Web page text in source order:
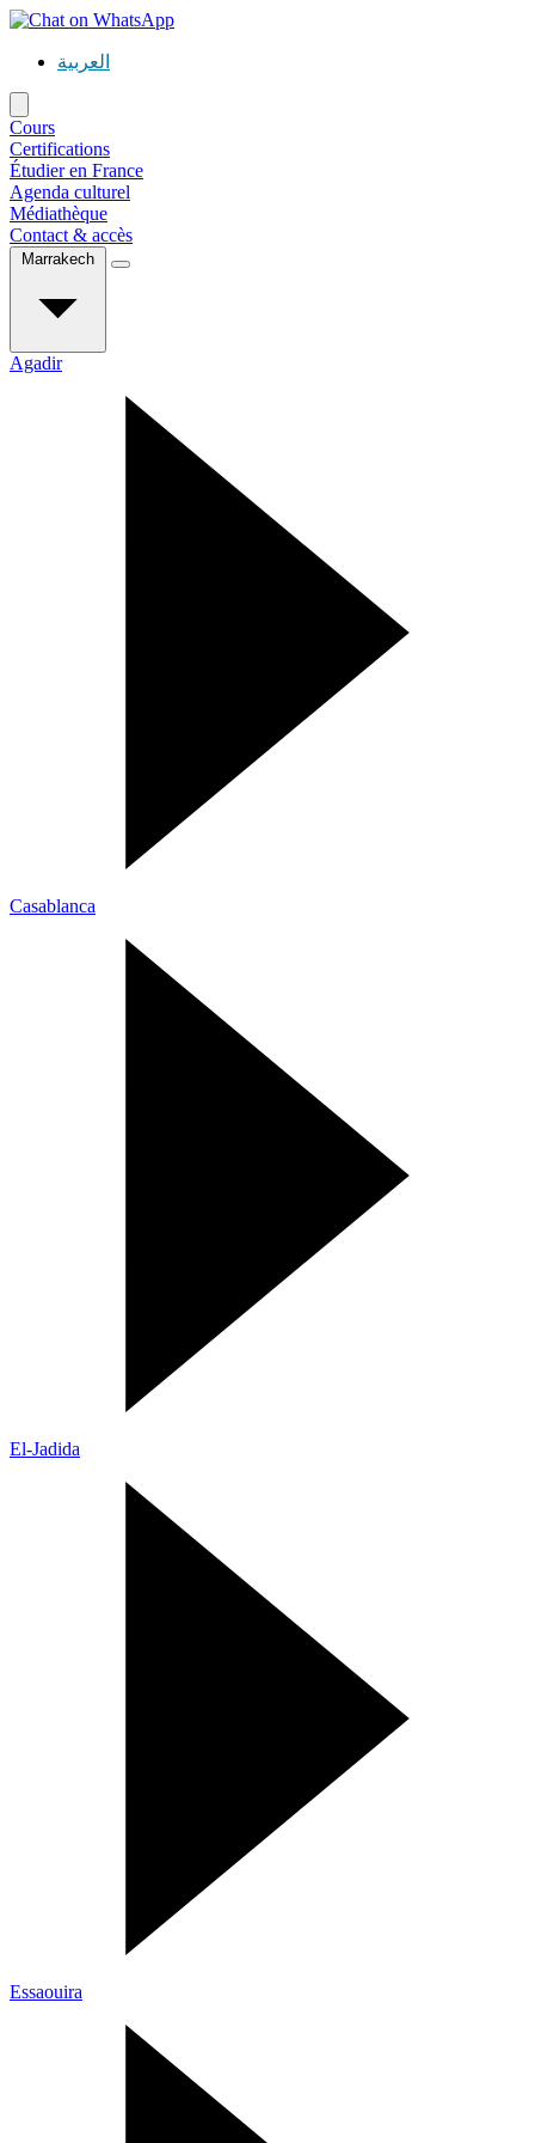
العربية
Cours
Certifications
Étudier en France
Agenda culturel
Médiathèque
Contact & accès
Marrakech
Agadir
Casablanca
El-Jadida
Essaouira